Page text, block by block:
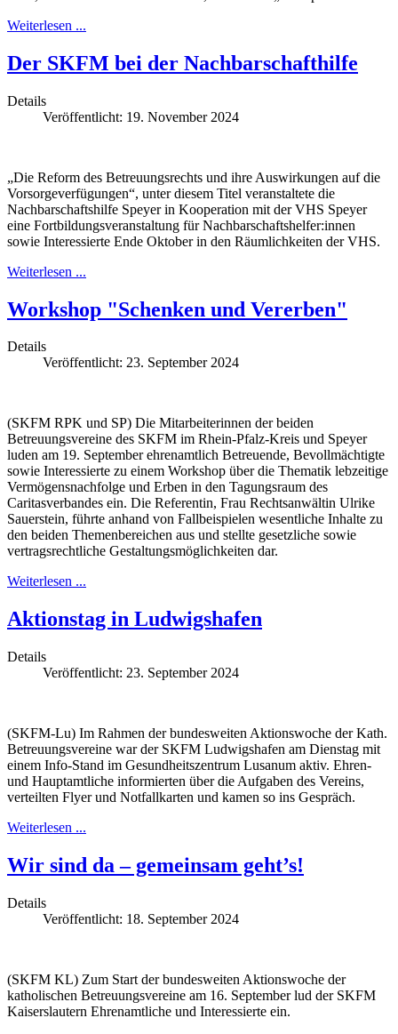
Weiterlesen ...
Der SKFM bei der Nachbarschafthilfe
Details
Veröffentlicht: 19. November 2024
„Die Reform des Betreuungsrechts und ihre Auswirkungen auf die
Vorsorgeverfügungen“, unter diesem Titel veranstaltete die
Nachbarschaftshilfe Speyer in Kooperation mit der VHS Speyer
eine Fortbildungsveranstaltung für Nachbarschaftshelfer:innen
sowie Interessierte Ende Oktober in den Räumlichkeiten der VHS.
Weiterlesen ...
Workshop "Schenken und Vererben"
Details
Veröffentlicht: 23. September 2024
(SKFM RPK und SP) Die Mitarbeiterinnen der beiden
Betreuungsvereine des SKFM im Rhein-Pfalz-Kreis und Speyer
luden am 19. September ehrenamtlich Betreuende, Bevollmächtigte
sowie Interessierte zu einem Workshop über die Thematik lebzeitige
Vermögensnachfolge und Erben in den Tagungsraum des
Caritasverbandes ein. Die Referentin, Frau Rechtsanwältin Ulrike
Sauerstein, führte anhand von Fallbeispielen wesentliche Inhalte zu
den beiden Themenbereichen aus und stellte gesetzliche sowie
vertragsrechtliche Gestaltungsmöglichkeiten dar.
Weiterlesen ...
Aktionstag in Ludwigshafen
Details
Veröffentlicht: 23. September 2024
(SKFM-Lu) Im Rahmen der bundesweiten Aktionswoche der Kath.
Betreuungsvereine war der SKFM Ludwigshafen am Dienstag mit
einem Info-Stand im Gesundheitszentrum Lusanum aktiv. Ehren-
und Hauptamtliche informierten über die Aufgaben des Vereins,
verteilten Flyer und Notfallkarten und kamen so ins Gespräch.
Weiterlesen ...
Wir sind da – gemeinsam geht’s!
Details
Veröffentlicht: 18. September 2024
(SKFM KL) Zum Start der bundesweiten Aktionswoche der
katholischen Betreuungsvereine am 16. September lud der SKFM
Kaiserslautern Ehrenamtliche und Interessierte ein.